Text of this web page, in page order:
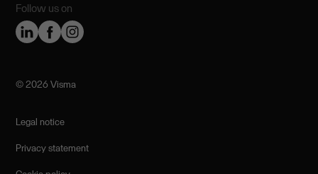
Follow us on
©️ 2026 Visma
Legal notice
Privacy statement